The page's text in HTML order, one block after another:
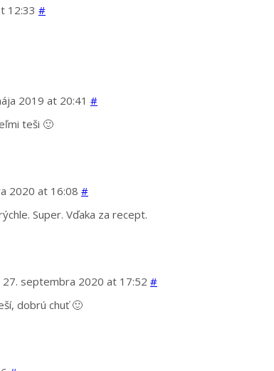
12:33 #
2019 at 20:41 #
teši 🙂
2020 at 16:08 #
Super. Vďaka za recept.
27. septembra 2020 at 17:52 #
dobrú chuť 🙂